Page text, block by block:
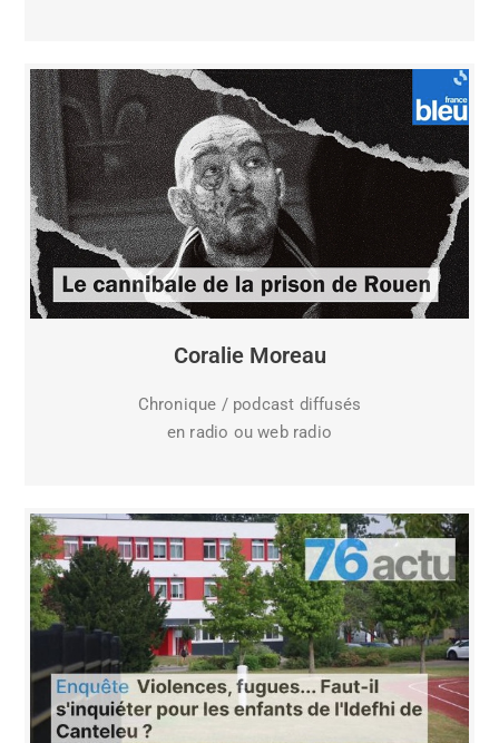
Coralie Moreau
Chronique / podcast diffusés
en radio ou web radio